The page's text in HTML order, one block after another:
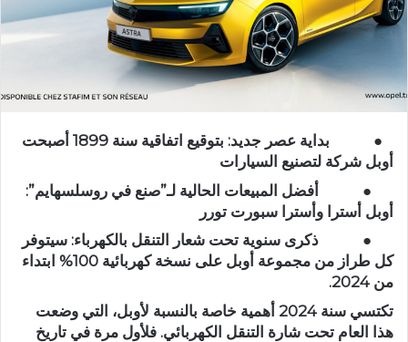
●
بداية عصر جديد: بتوقيع اتفاقية سنة 1899 أصبحت
أوبل شركة لتصنيع السيارات
● أفضل المبيعات الحالية لـ”صنع في روسلسهايم”:
أوبل أسترا وأسترا سبورت تورر
● ذكرى سنوية تحت شعار التنقل بالكهرباء: سيتوفر
كل طراز من مجموعة أوبل على نسخة كهربائية 100% ابتداء
من 2024.
تكتسي سنة 2024 أهمية خاصة بالنسبة لأوبل، التي وضعت
هذا العام تحت شارة التنقل الكهربائي. فلأول مرة في تاريخ